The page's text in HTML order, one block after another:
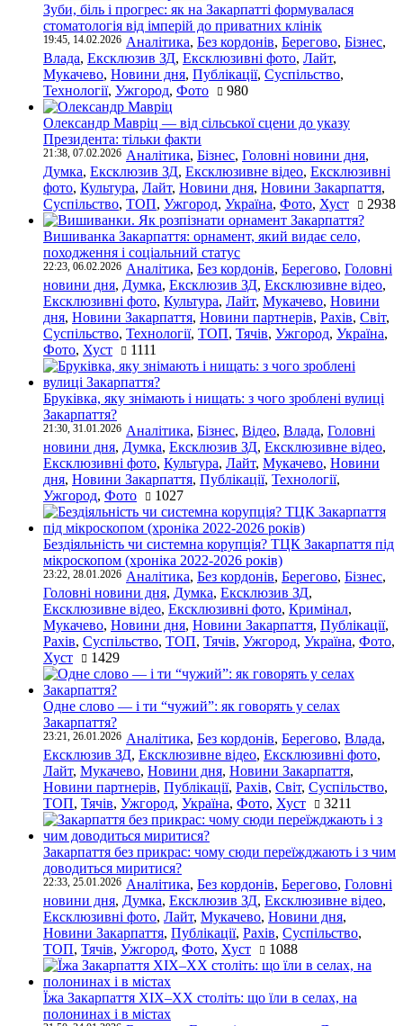
Зуби, біль і прогрес: як на Закарпатті формувалася
стоматологія від імперій до приватних клінік
19:45, 14.02.2026 Аналітика, Без кордонів, Берегово, Бізнес,
Влада, Ексклюзив ЗД, Ексклюзивні фото, Лайт,
Мукачево, Новини дня, Публікації, Суспільство,
Технології, Ужгород, Фото 980
Олександр Мавріц — від сільської сцени до указу
Президента: тільки факти
21:38, 07.02.2026 Аналітика, Бізнес, Головні новини дня,
Думка, Ексклюзив ЗД, Ексклюзивне відео, Ексклюзивні
фото, Культура, Лайт, Новини дня, Новини Закарпаття,
Суспільство, ТОП, Ужгород, Україна, Фото, Хуст 2938
Вишиванка Закарпаття: орнамент, який видає село,
походження і соціальний статус
22:23, 06.02.2026 Аналітика, Без кордонів, Берегово, Головні
новини дня, Думка, Ексклюзив ЗД, Ексклюзивне відео,
Ексклюзивні фото, Культура, Лайт, Мукачево, Новини
дня, Новини Закарпаття, Новини партнерів, Рахів, Світ,
Суспільство, Технології, ТОП, Тячів, Ужгород, Україна,
Фото, Хуст 1111
Бруківка, яку знімають і нищать: з чого зроблені вулиці
Закарпаття?
21:30, 31.01.2026 Аналітика, Бізнес, Відео, Влада, Головні
новини дня, Думка, Ексклюзив ЗД, Ексклюзивне відео,
Ексклюзивні фото, Культура, Лайт, Мукачево, Новини
дня, Новини Закарпаття, Публікації, Технології,
Ужгород, Фото 1027
Бездіяльність чи системна корупція? ТЦК Закарпаття під
мікроскопом (хроніка 2022-2026 років)
23:22, 28.01.2026 Аналітика, Без кордонів, Берегово, Бізнес,
Головні новини дня, Думка, Ексклюзив ЗД,
Ексклюзивне відео, Ексклюзивні фото, Кримінал,
Мукачево, Новини дня, Новини Закарпаття, Публікації,
Рахів, Суспільство, ТОП, Тячів, Ужгород, Україна, Фото,
Хуст
1429
Одне слово — і ти “чужий”: як говорять у селах
Закарпаття?
23:21, 26.01.2026 Аналітика, Без кордонів, Берегово, Влада,
Ексклюзив ЗД, Ексклюзивне відео, Ексклюзивні фото,
Лайт, Мукачево, Новини дня, Новини Закарпаття,
Новини партнерів, Публікації, Рахів, Світ, Суспільство,
ТОП, Тячів, Ужгород, Україна, Фото, Хуст 3211
Закарпаття без прикрас: чому сюди переїжджають і з чим
доводиться миритися?
22:33, 25.01.2026 Аналітика, Без кордонів, Берегово, Головні
новини дня, Думка, Ексклюзив ЗД, Ексклюзивне відео,
Ексклюзивні фото, Лайт, Мукачево, Новини дня,
Новини Закарпаття, Публікації, Рахів, Суспільство,
ТОП, Тячів, Ужгород, Фото, Хуст 1088
Їжа Закарпаття ХІХ–ХХ століть: що їли в селах, на
полонинах і в містах